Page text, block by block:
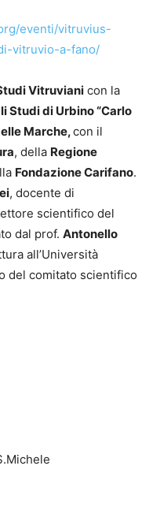
eventi/vitruvius-
vitruvio-a-fano/
Vitruviani con la
Studi di Urbino “Carlo
Marche,con il
, della Regione
Fondazione Carifano.
, docente di
scientifico del
dal prof. Antonello
all’Università
del comitato scientifico